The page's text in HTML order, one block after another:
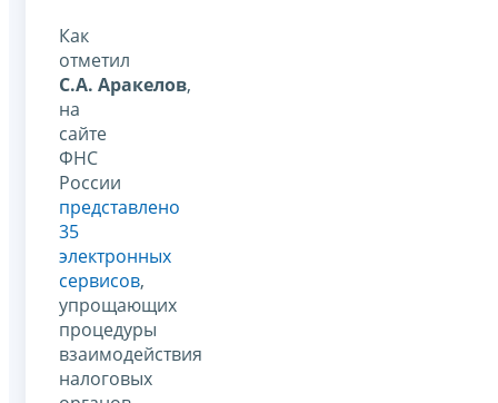
Как
отметил
С.А. Аракелов,
на
сайте
ФНС
России
представлено
35
электронных
сервисов,
упрощающих
процедуры
взаимодействия
налоговых